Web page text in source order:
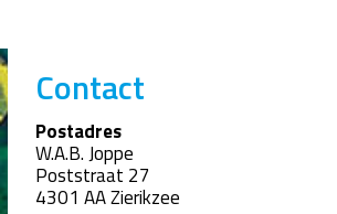
Contact
Postadres
W.A.B. Joppe
Poststraat 27
4301 AA Zierikzee